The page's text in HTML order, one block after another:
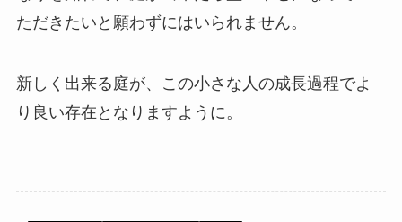
ただきたいと願わずにはいられません。
新しく出来る庭が、この小さな人の成長過程でよ
り良い存在となりますように。